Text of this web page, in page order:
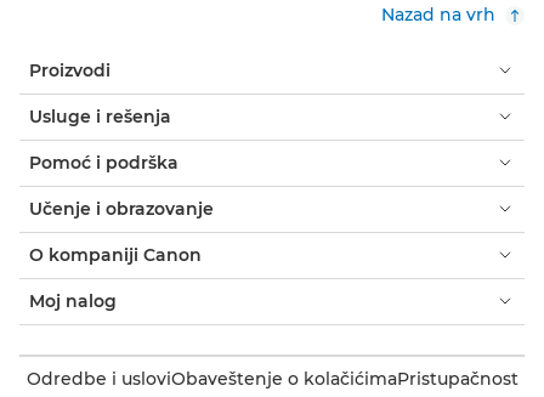
Nazad na vrh
Proizvodi
Usluge i rešenja
Pomoć i podrška
Učenje i obrazovanje
O kompaniji Canon
Moj nalog
Odredbe i usloviObaveštenje o kolačićimaPristupačnost